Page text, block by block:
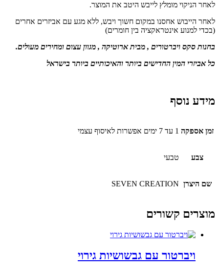
לאחר הניקוי מומלץ לייבש היטב את המוצר.
לאחר הייבוש אחסנו במקום חשוך ויבש, ללא מגע עם אביזרים אחרים
(בכדי למנוע אינטראקציה בין חומרים)
בחנות סקס ויברטורים , מבית ארוטיקה , מגוון עצום ומחירים מעולים.
כל אביזרי המין החדישים ביותר והאיכותיים ביותר בישראל
מידע נוסף
זמן אספקה 1 עד 7 ימים אפשרות לאיסוף עצמי
צבע טבעי
שם היצרן SEVEN CREATION
מוצרים קשורים
ויברטור עם גבשושיות גירוי